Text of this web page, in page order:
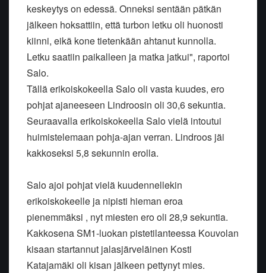
keskeytys on edessä. Onneksi sentään pätkän
jälkeen hoksattiin, että turbon letku oli huonosti
kiinni, eikä kone tietenkään ahtanut kunnolla.
Letku saatiin paikalleen ja matka jatkui", raportoi
Salo.
Tällä erikoiskokeella Salo oli vasta kuudes, ero
pohjat ajaneeseen Lindroosin oli 30,6 sekuntia.
Seuraavalla erikoiskokeella Salo vielä intoutui
huimistelemaan pohja-ajan verran. Lindroos jäi
kakkoseksi 5,8 sekunnin erolla.
Salo ajoi pohjat vielä kuudennellekin
erikoiskokeelle ja nipisti hieman eroa
pienemmäksi , nyt miesten ero oli 28,9 sekuntia.
Kakkosena SM1-luokan pistetilanteessa Kouvolan
kisaan startannut jalasjärveläinen Kosti
Katajamäki oli kisan jälkeen pettynyt mies.